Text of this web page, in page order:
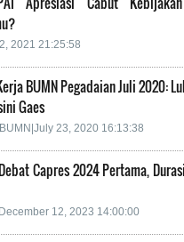
2021 21:25:58
BUMN Pegadaian Juli 2020:
Gaes
23, 2020 16:13:38
Capres 2024 Pertama,
12, 2023 14:00:00